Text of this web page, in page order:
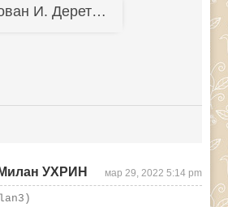
И. Деретић, Драгољуб П.
Милан УХРИН мар 29, 2022 5:14 pm